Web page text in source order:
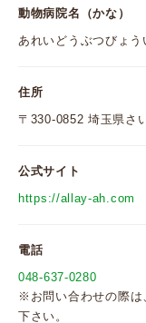
動物病院名（かな）
あれいどうぶつびょう
住所
〒330-0852 埼玉県さ
公式サイト
https://allay-ah.com
電話
048-637-0280
※お問い合わせの際は
下さい。